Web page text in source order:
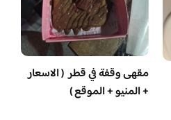
مقهى وقفة في قطر ( الاسعار
+ المنيو + الموقع )